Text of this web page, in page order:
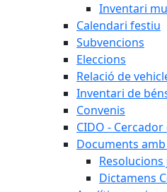
Inventari
Calendari festiu
Subvencions
Eleccions
Relació de
Inventari de
Convenis
CIDO -
Documents
Dictamens